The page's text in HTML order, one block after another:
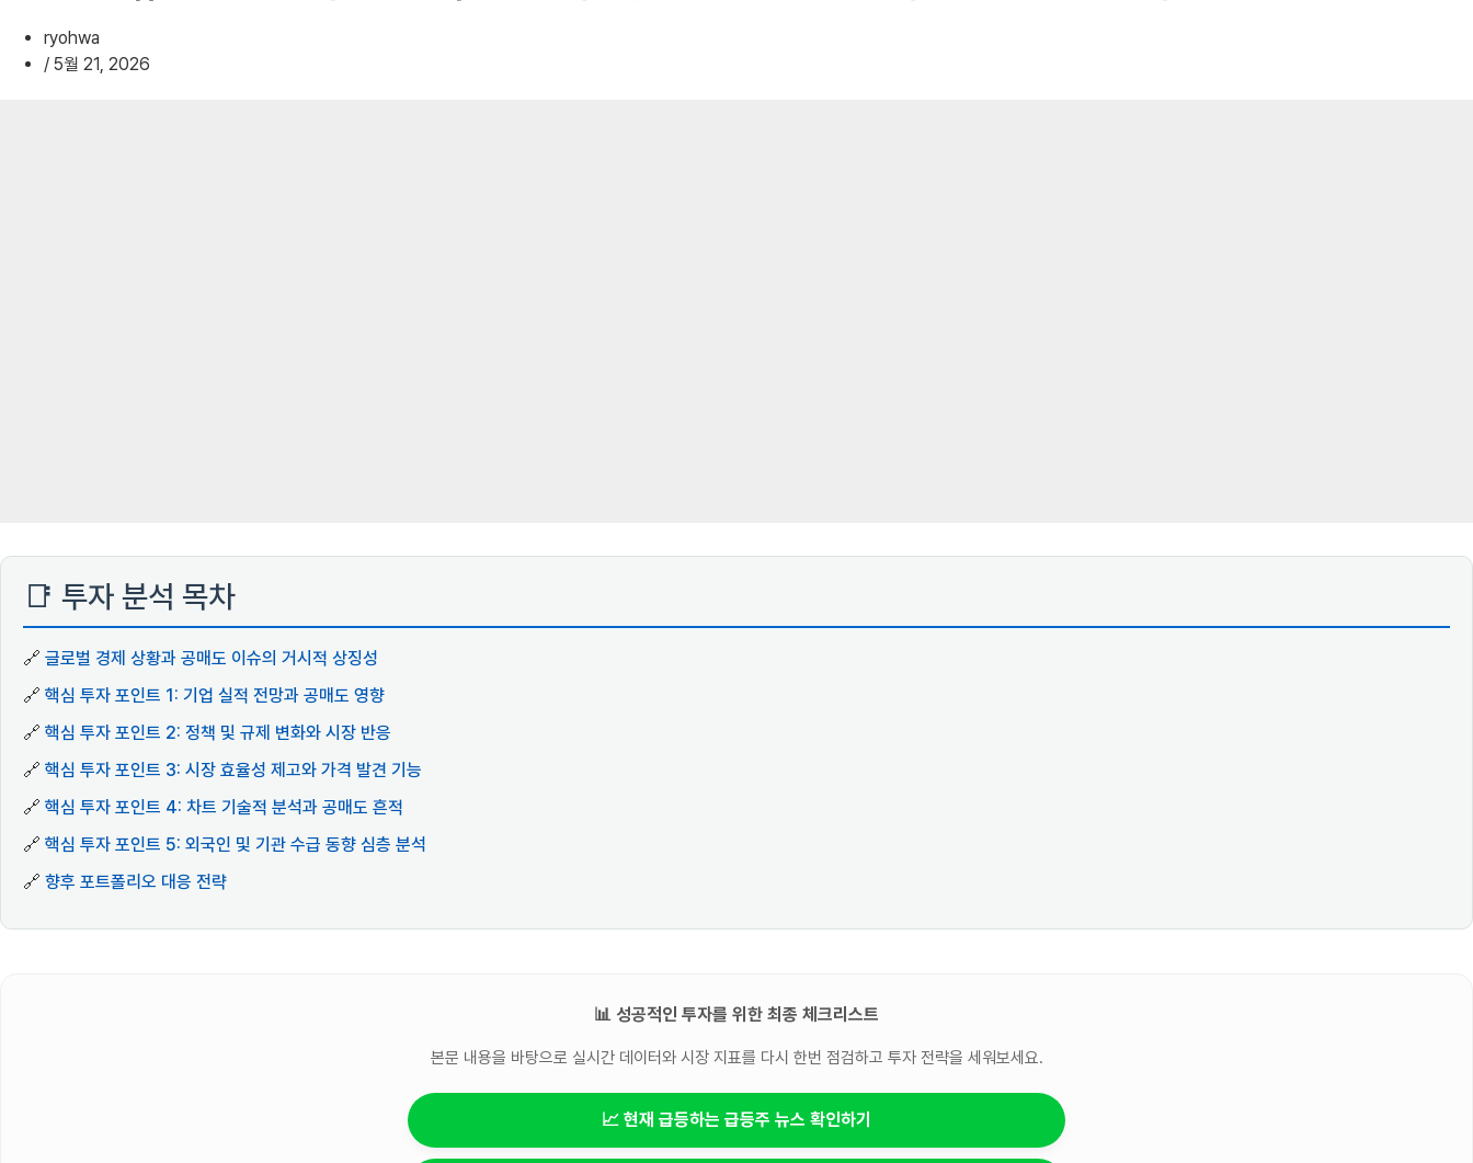
ryohwa
/ 5월 21, 2026
📑 투자 분석 목차
🔗 글로벌 경제 상황과 공매도 이슈의 거시적 상징성
🔗 핵심 투자 포인트 1: 기업 실적 전망과 공매도 영향
🔗 핵심 투자 포인트 2: 정책 및 규제 변화와 시장 반응
🔗 핵심 투자 포인트 3: 시장 효율성 제고와 가격 발견 기능
🔗 핵심 투자 포인트 4: 차트 기술적 분석과 공매도 흔적
🔗 핵심 투자 포인트 5: 외국인 및 기관 수급 동향 심층 분석
🔗 향후 포트폴리오 대응 전략
📊 성공적인 투자를 위한 최종 체크리스트
본문 내용을 바탕으로 실시간 데이터와 시장 지표를 다시 한번 점검하고 투자 전략을 세워보세요.
📈 현재 급등하는 급등주 뉴스 확인하기